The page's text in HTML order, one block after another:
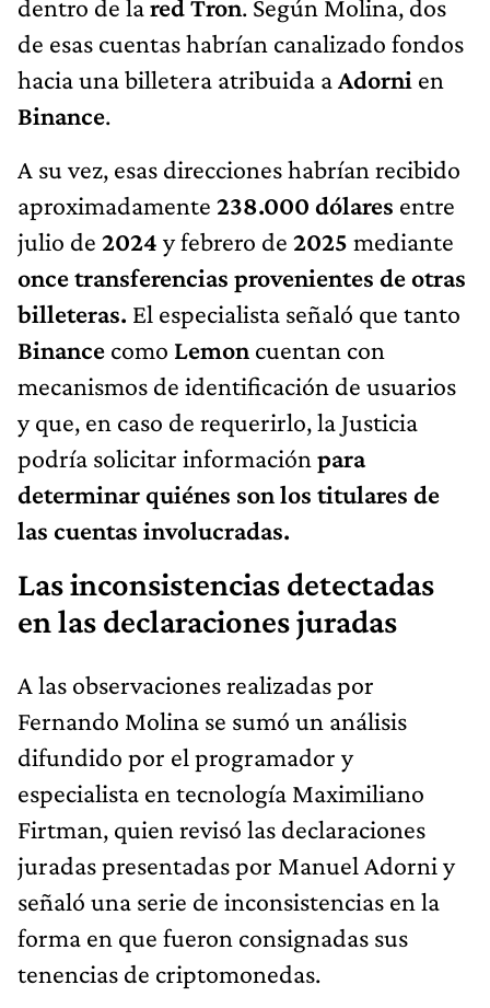
dentro de lared Tron. Según Molina, dos
de esas cuentas habrían canalizado fondos
hacia una billetera atribuida aAdorni en
Binance.
A su vez, esas direcciones habrían recibido
aproximadamente 238.000 dólares entre
julio de 2024 y febrero de 2025 mediante
once transferencias provenientes de otras
billeteras. El especialista señaló que tanto
Binance como Lemon cuentan con
mecanismos de identificación de usuarios
y que, en caso de requerirlo, la Justicia
podría solicitar información para
determinar quiénes son los titulares de
las cuentas involucradas.
Las inconsistencias detectadas
en las declaraciones juradas
A las observaciones realizadas por
Fernando Molina se sumó un análisis
difundido por el programador y
especialista en tecnología Maximiliano
Firtman, quien revisó las declaraciones
juradas presentadas por Manuel Adorni y
señaló una serie de inconsistencias en la
forma en que fueron consignadas sus
tenencias de criptomonedas.